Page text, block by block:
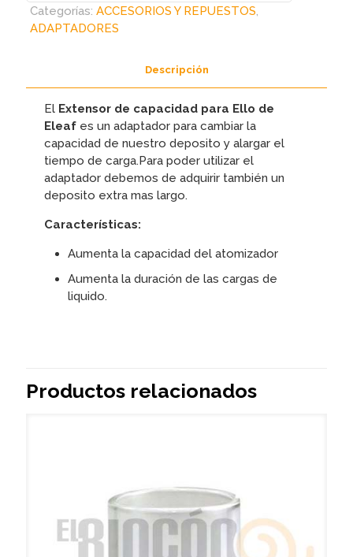
ELLO-
ELEAF
Categorías: ACCESORIOS Y REPUESTOS,
ADAPTADORES
Descripción
El Extensor de capacidad para Ello de
Eleaf es un adaptador para cambiar la
capacidad de nuestro deposito y alargar el
tiempo de carga.Para poder utilizar el
adaptador debemos de adquirir también un
deposito extra mas largo.
Características:
Aumenta la capacidad del atomizador
Aumenta la duración de las cargas de
liquido.
Productos relacionados